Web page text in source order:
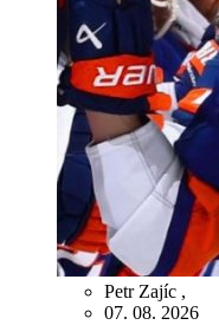
Petr Zajíc ,
07. 08. 2026